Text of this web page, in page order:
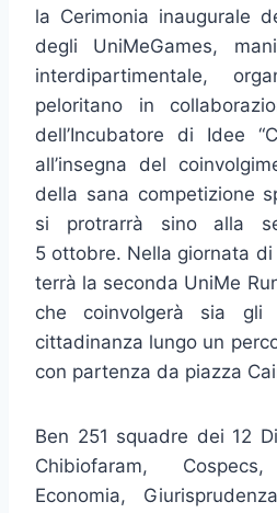
la Cerimonia inaugurale
degli UniMeGames,
interdipartimentale,
peloritano in
dell’Incubatore di Idee
all’insegna del
della sana competizione
si protrarrà sino alla
5 ottobre. Nella giornata
terrà la seconda UniMe
che coinvolgerà sia gli
cittadinanza lungo un
con partenza da piazza
Ben 251 squadre dei 12
Chibiofaram,
Economia,